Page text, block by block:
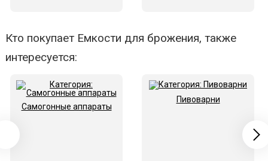
Кто покупает Емкости для брожения, также
интересуется:
Самогонные аппараты
Пивоварни